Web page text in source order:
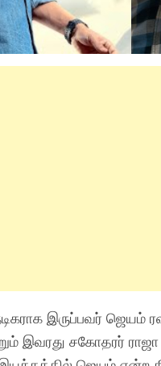
இருப்பவர்
இவரது சகோதரர்